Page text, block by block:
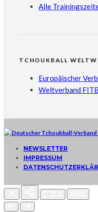
Alle
TCHOUKBALL
Europäischer
Weltverband FITB
NEWSLETTER
IMPRESSUM